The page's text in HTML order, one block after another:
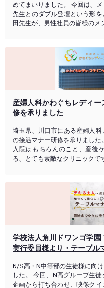
めてまいりました。 今回は、
先生とのダブル登壇という形
田先生が、男性社員の皆様のメ
産婦人科かわぐちレディ
修を承りました
埼玉県、川口市にある産婦人
の接遇マナー研修を承りました
入院はもちろんのこと、産後
る、とても素敵なクリニックで
学校法人角川ドワンゴ学
実行委員様より・テーブル
N/S高・N中等部の生徒様に向
した。 今回、N高グループ生徒
企画から打ち合わせ、映像ク